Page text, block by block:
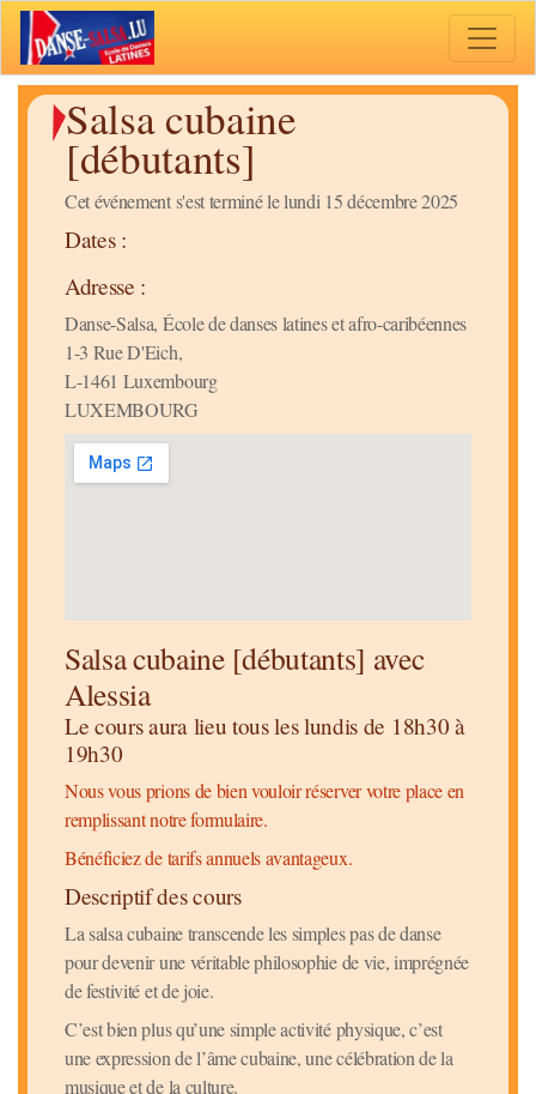
Salsa cubaine
[débutants]
Cet événement s'est terminé le lundi 15 décembre 2025
Dates :
Adresse :
Danse-Salsa, École de danses latines et afro-caribéennes
1-3 Rue D'Eich,
L-1461 Luxembourg
LUXEMBOURG
Salsa cubaine [débutants] avec
Alessia
Le cours aura lieu tous les lundis de 18h30 à
19h30
Nous vous prions de bien vouloir réserver votre place en
remplissant notre formulaire.
Bénéficiez de tarifs annuels avantageux.
Descriptif des cours
La salsa cubaine transcende les simples pas de danse
pour devenir une véritable philosophie de vie, imprégnée
de festivité et de joie.
C’est bien plus qu’une simple activité physique, c’est
une expression de l’âme cubaine, une célébration de la
musique et de la culture.